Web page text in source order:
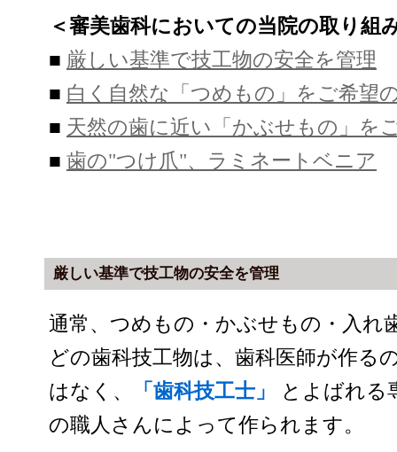
＜審美歯科においての当院の取り組
■ 厳しい基準で技工物の安全を管理
■ 白く自然な「つめもの」をご希望
■ 天然の歯に近い「かぶせもの」を
■ 歯の"つけ爪"、ラミネートベニア
厳しい基準で技工物の安全を管理
通常、つめもの・かぶせもの・入れ
どの歯科技工物は、歯科医師が作る
はなく、
「歯科技工士」
とよばれる
の職人さんによって作られます。